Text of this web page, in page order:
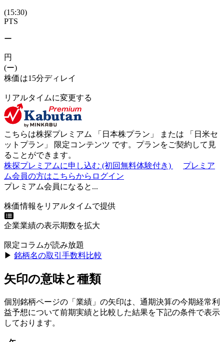
(15:30)
PTS
ー
円
(ー)
株価は15分ディレイ
リアルタイムに変更する
こちらは株探プレミアム 「 日本株プラン 」 または 「 日米セ
ットプラン 」 限定コンテンツ です。プランをご契約して見
ることができます。
株探プレミアムに申し込む (初回無料体験付き)
プレミア
ム会員の方はこちらからログイン
プレミアム会員になると...
株価情報をリアルタイムで提供
企業業績の表示期数を拡大
限定コラムが読み放題
▶︎ 銘柄名の取引手数料比較
矢印の意味と種類
個別銘柄ページの「業績」の矢印は、通期決算の今期経常利
益予想について前期実績と比較した結果を下記の条件で表示
しております。